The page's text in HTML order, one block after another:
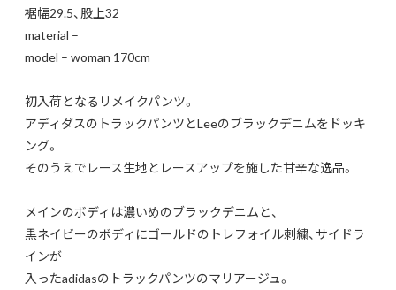
裾幅29.5、股上32
material –
model – woman 170cm
初入荷となるリメイクパンツ。
アディダスのトラックパンツとLeeのブラックデニムをドッキ
ング。
そのうえでレース生地とレースアップを施した甘辛な逸品。
メインのボディは濃いめのブラックデニムと、
黒ネイビーのボディにゴールドのトレフォイル刺繍、サイドラ
インが
入ったadidasのトラックパンツのマリアージュ。